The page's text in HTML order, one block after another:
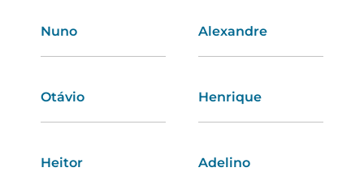
Nuno Alexandre
Otávio Henrique
Heitor Adelino
Emília Helga
Valentina Luz
Juliana Olga